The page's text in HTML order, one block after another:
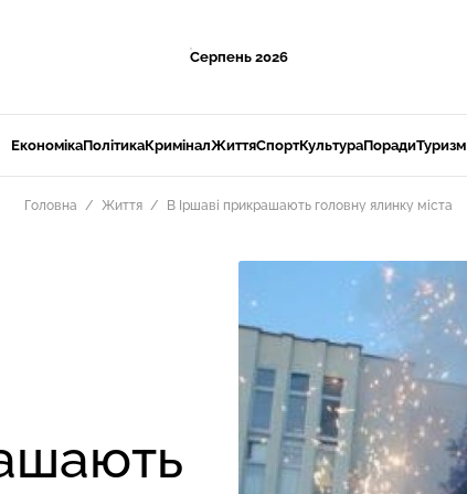
Серпень 2026
ЕкономікаПолітикаКриміналЖиттяСпортКультураПорадиТуризм
Головна Життя В Іршаві прикрашають головну ялинку міста